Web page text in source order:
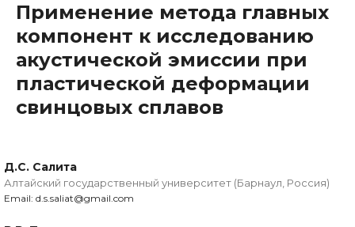
Применение метода главных
компонент к исследованию
акустической эмиссии при
пластической деформации
свинцовых сплавов
Д.С. Салита
Алтайский государственный университет (Барнаул, Россия)
Email: d.s.saliat@gmail.com